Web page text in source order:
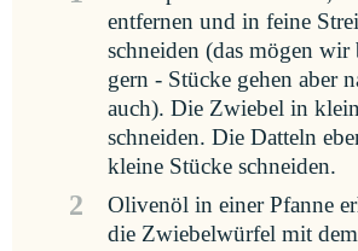
entfernen und in feine
schneiden (das mögen wir
gern - Stücke gehen aber
auch). Die Zwiebel in
schneiden. Die Datteln
kleine Stücke schneiden.
2
Olivenöl in einer Pfanne
die Zwiebelwürfel mit